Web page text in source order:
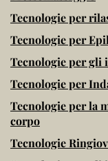
Tecnologie per
Tecnologie per
Tecnologie per gli
Tecnologie per
Tecnologie per la
corpo
Tecnologie